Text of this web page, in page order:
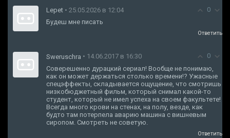
0
Lepet • 25.05.2026 в 12:04
Будеш мне писать
Ответить
0
Sweruschra • 14.06.2017 в 16:30
Соверешенно дурацкий сериал! Вообще не понимаю,
как он может держаться столько времени!? Ужасные
спецэффекты, складывается ощущение, что смотришь
низкобюджетный фильм, который снимал какой-то
студент, который не имел успеха на своем факультете!
Всегда много крови на стенах, на полу, везде, как
будто там потерпела аварию машина с вишневым
сиропом. Смотреть не советую.
Ответить